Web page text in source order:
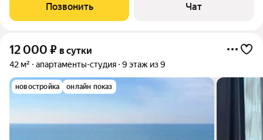
всё, чтобы вы чувствовали себя как дома. В каждом номере:
большая двуспальная кровать
Позвонить Чат
12 000 ₽ в сутки
42 м² апартаменты-студия 9 этаж из 9
новостройка онлайн показ